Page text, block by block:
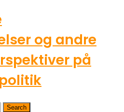
og andre
på